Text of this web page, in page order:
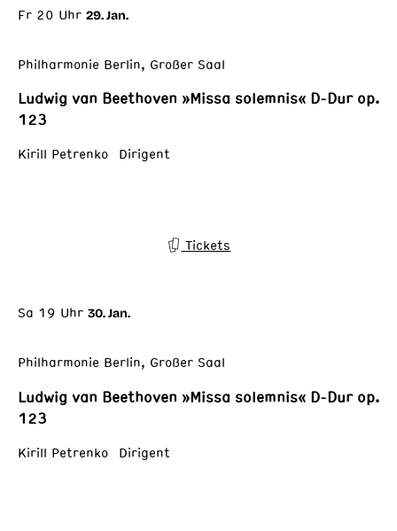
Fr 20 Uhr 29. Jan.
Philharmonie Berlin, Großer Saal
Ludwig van Beethoven »Missa solemnis« D-Dur op.
123
Kirill Petrenko Dirigent
Tickets
Sa 19 Uhr 30. Jan.
Philharmonie Berlin, Großer Saal
Ludwig van Beethoven »Missa solemnis« D-Dur op.
123
Kirill Petrenko Dirigent